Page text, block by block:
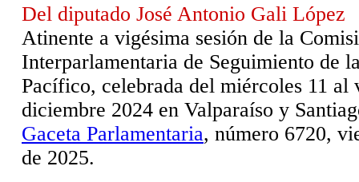
Del diputado José Antonio Gali López
Atinente a vigésima sesión de la
Interparlamentaria de Seguimiento de
Pacífico, celebrada del miércoles 11 al
diciembre 2024 en Valparaíso y
Gaceta Parlamentaria, número 6720,
de 2025.